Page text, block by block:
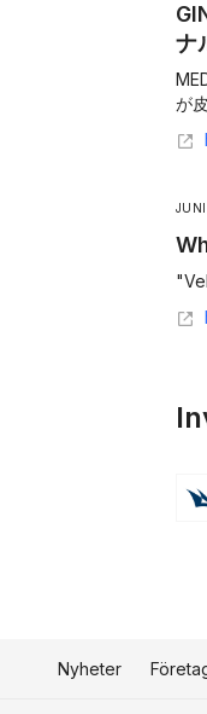
ナ
が
JUNI
Nyheter